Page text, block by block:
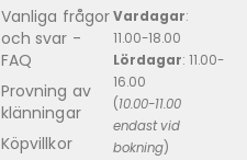
Vardagar:
11.00-18.00
Lördagar: 11.00-
16.00
(10.00-11.00
endast vid
bokning)
Vanliga frågor
och svar -
FAQ
Provning av
klänningar
Köpvillkor